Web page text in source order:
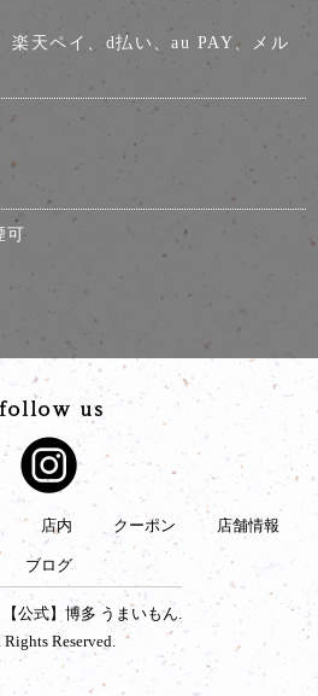
楽天ペイ、d払い、au PAY、メル
可
店内 クーポン 店舗情報
ブログ
公式】博多 うまいもん.
Reserved.